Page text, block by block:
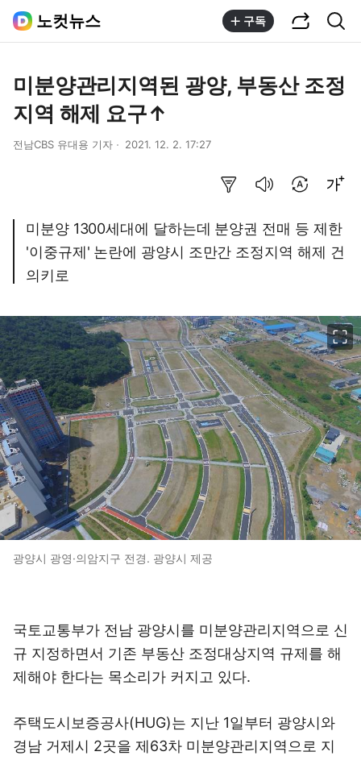
노컷뉴스 구독
미분양관리지역된 광양, 부동산 조정
지역 해제 요구↑
전남CBS 유대용 기자 2021. 12. 2. 17:27
미분양 1300세대에 달하는데 분양권 전매 등 제한
'이중규제' 논란에 광양시 조만간 조정지역 해제 건
의키로
광양시 광영·의암지구 전경. 광양시 제공
국토교통부가 전남 광양시를 미분양관리지역으로 신
규 지정하면서 기존 부동산 조정대상지역 규제를 해
제해야 한다는 목소리가 커지고 있다.
주택도시보증공사(HUG)는 지난 1일부터 광양시와
경남 거제시 2곳을 제63차 미분양관리지역으로 지